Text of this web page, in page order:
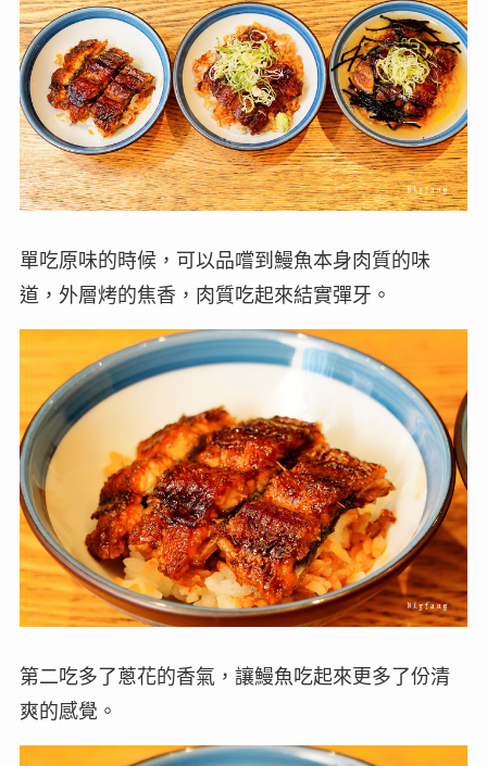
單吃原味的時候，可以品嚐到鰻魚本身肉質的味
道，外層烤的焦香，肉質吃起來結實彈牙。
第二吃多了蔥花的香氣，讓鰻魚吃起來更多了份清
爽的感覺。